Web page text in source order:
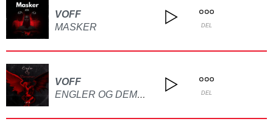
VOFF
MASKER
DEL
VOFF
ENGLER OG DEMONER DEL